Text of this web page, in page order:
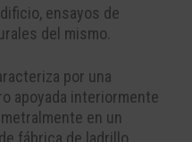
ensayos de
del mismo.
por una
apoyada interiormente
en un
fábrica de ladrillo.